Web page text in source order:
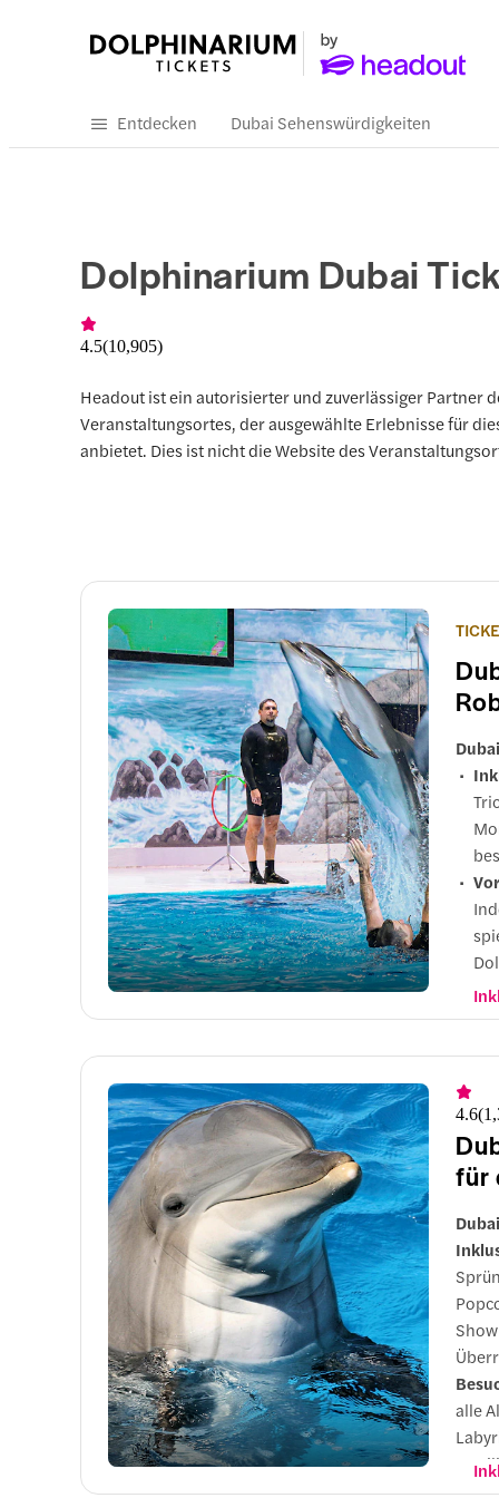
Entdecken Dubai Sehenswürdigkeiten
Dolphinarium Dubai
4.5(10,905)
Headout ist ein autorisierter und zuverlässiger Partner
Veranstaltungsortes, der ausgewählte Erlebnisse für
anbietet. Dies ist nicht die Website des
4.6(
für
alle